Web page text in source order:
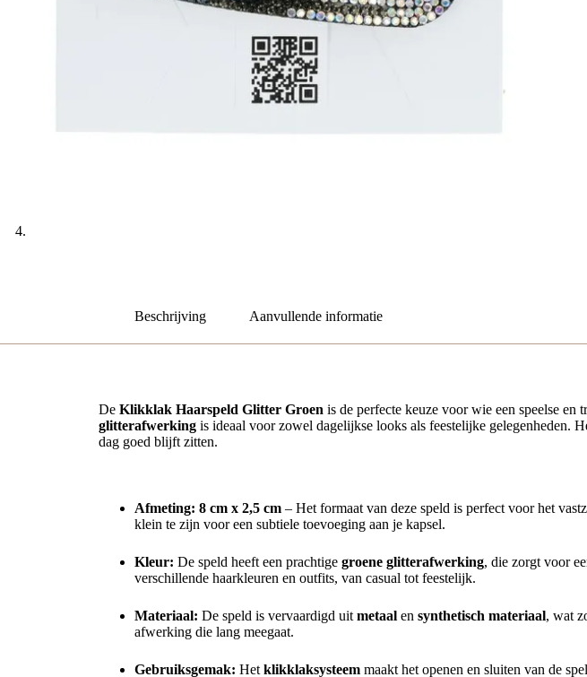
Beschrijving Aanvullende informatie
De Klikklak Haarspeld Glitter Groen is de perfecte keuze voor wie een speelse en
glitterafwerking is ideaal voor zowel dagelijkse looks als feestelijke gelegenheden.
dag goed blijft zitten.
Afmeting: 8 cm x 2,5 cm – Het formaat van deze speld is perfect voor het
klein te zijn voor een subtiele toevoeging aan je kapsel.
Kleur: De speld heeft een prachtige groene glitterafwerking, die zorgt voor
verschillende haarkleuren en outfits, van casual tot feestelijk.
Materiaal: De speld is vervaardigd uit metaal en synthetisch materiaal, wat
afwerking die lang meegaat.
Gebruiksgemak: Het klikklaksysteem maakt het openen en sluiten van de